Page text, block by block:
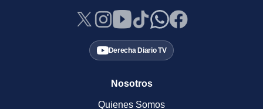
Derecha Diario TV
Nosotros
Quienes Somos